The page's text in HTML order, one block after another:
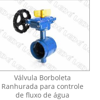
Válvula Borboleta
Ranhurada para controle
de fluxo de água